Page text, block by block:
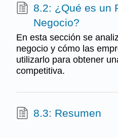
8.2: ¿Qué es un
Negocio?
En esta sección se
negocio y cómo las
utilizarlo para obtener
competitiva.
8.3: Resumen